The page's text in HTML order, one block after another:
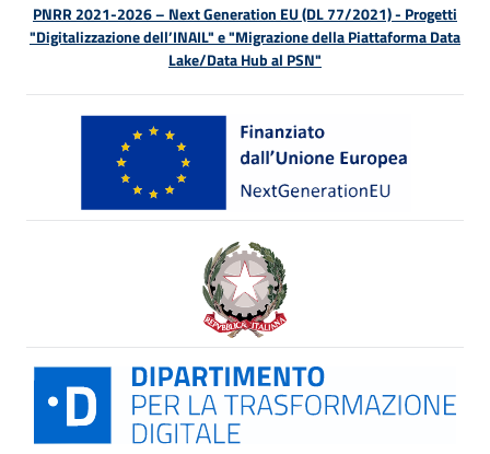
PNRR 2021-2026 – Next Generation EU (DL 77/2021) - Progetti
"Digitalizzazione dell’INAIL" e "Migrazione della Piattaforma Data
Lake/Data Hub al PSN"